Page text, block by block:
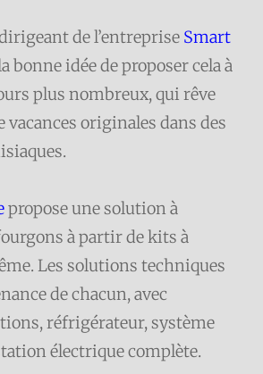
de l’entreprise Smart
bonne idée de proposer cela à
plus nombreux, qui rêve
vacances originales dans des
propose une solution à
à partir de kits à
Les solutions techniques
de chacun, avec
réfrigérateur, système
électrique complète.